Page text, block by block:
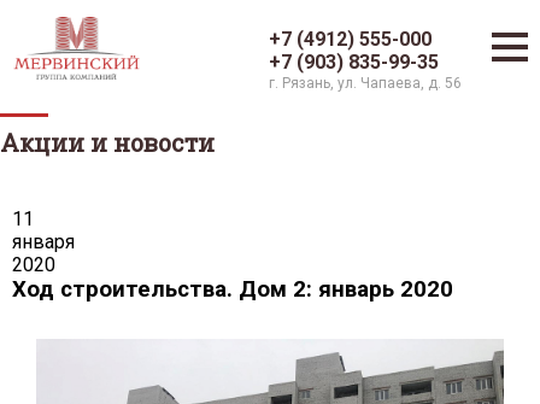
+7 (4912) 555-000
+7 (903) 835-99-35
г. Рязань, ул. Чапаева, д. 56
Акции и новости
11
января
2020
Ход строительства. Дом 2: январь 2020